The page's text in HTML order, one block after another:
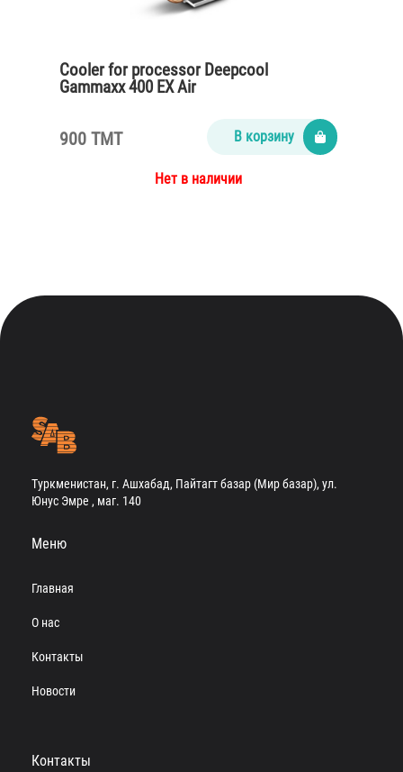
Cooler for processor Deepcool
Gammaxx 400 EX Air
900 TMT В корзину
Нет в наличии
Туркменистан, г. Ашхабад, Пайтагт базар (Мир базар), ул.
Юнус Эмре , маг. 140
Меню
Главная
О нас
Контакты
Новости
Контакты